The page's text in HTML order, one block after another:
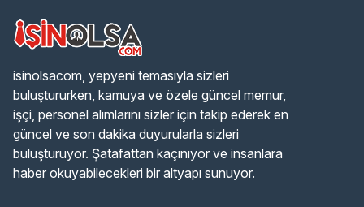
isinolsacom, yepyeni temasıyla sizleri
buluştururken, kamuya ve özele güncel memur,
işçi, personel alımlarını sizler için takip ederek en
güncel ve son dakika duyurularla sizleri
buluşturuyor. Şatafattan kaçınıyor ve insanlara
haber okuyabilecekleri bir altyapı sunuyor.